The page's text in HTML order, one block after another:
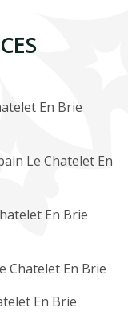
En Brie
Le Chatelet En
En Brie
Chatelet En Brie
En Brie